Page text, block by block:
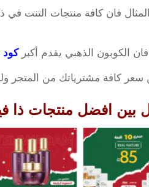
الكوبون الذهبي يقدم أكبر
سعر كافة مشترياتك من المتجر
بين افضل منتجات